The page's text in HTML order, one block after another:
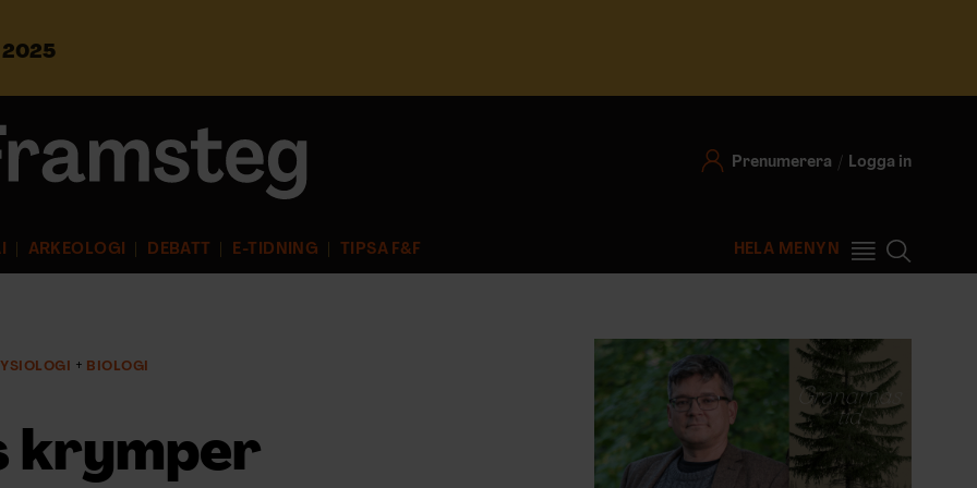
Prenumerera Logga in
ARKEOLOGI DEBATT E-TIDNING TIPSA F&F HELA MENYN
r
BIOLOGI
krymper